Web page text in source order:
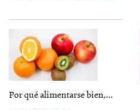
Por qué alimentarse bien,...